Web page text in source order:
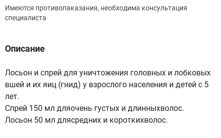
Имеются противопаказания, необходима консультация
специалиста
Описание
Лосьон и спрей для уничтожения головных и лобковых
вшей и их яиц (гнид) у взрослого населения и детей с 5
лет.
Спрей 150 мл дляочень густых и длинныхволос.
Лосьон 50 мл длясредних и короткихволос.